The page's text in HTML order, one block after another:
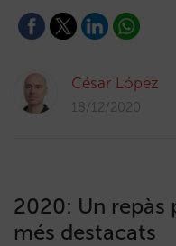
César López
18/12/2020
2020: Un repàs
més destacats